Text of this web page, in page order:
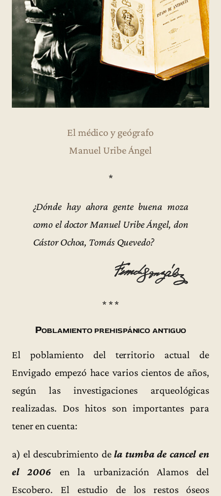
El médico y geógrafo
Manuel Uribe Ángel
*
¿Dónde hay ahora gente buena moza
como el doctor Manuel Uribe Ángel, don
Cástor Ochoa, Tomás Quevedo?
* * *
Poblamiento prehispánico antiguo
El poblamiento del territorio actual de
Envigado empezó hace varios cientos de años,
según las investigaciones arqueológicas
realizadas. Dos hitos son importantes para
tener en cuenta:
a) el descubrimiento dela tumba de cancel en
el 2006 en la urbanización Alamos del
Escobero. El estudio de los restos óseos